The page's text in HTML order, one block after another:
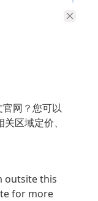
网？您可以
区域定价、
outsite this
for more
它不仅可以
标注，还能
是需要APA、
的时间。此
让你随时随